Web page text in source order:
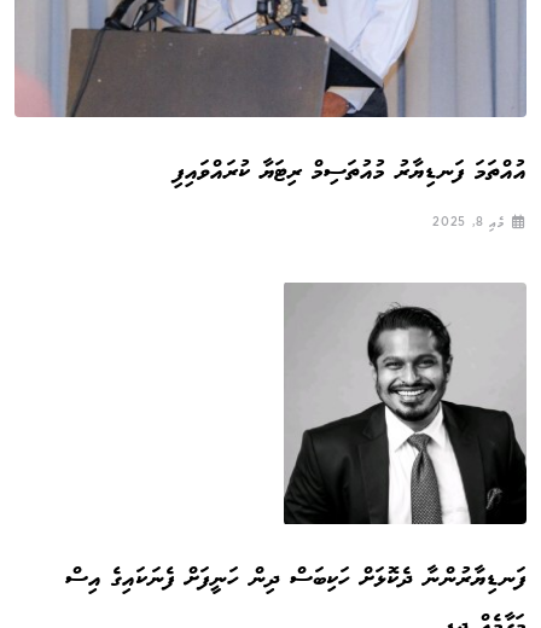
އުއްތަމަ ފަނޑިޔާރު މުއުތަސިމް ރިޓަޔާ ކުރައްވައިފި
މެއި 8, 2025
ފަނޑިޔާރުންނާ ދެކޮޅަށް ހަކިބަސް ދިން ހަނީފަށް ފެނަކައިގެ އިސް